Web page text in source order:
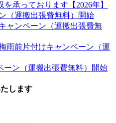
承っております【2026年】
（運搬出張費無料）開始
ャンペーン（運搬出張費無
雨前片付けキャンペーン（運
ーン（運搬出張費無料）開始
します